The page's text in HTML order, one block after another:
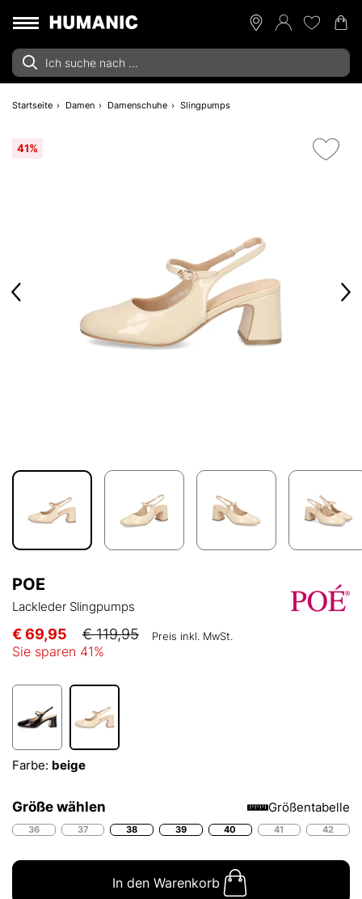
Startseite Damen Damenschuhe Slingpumps
41%
POE
Lackleder Slingpumps
€ 69,95 € 119,95 Preis inkl. MwSt.
Sie sparen 41%
Farbe: beige
Größe wählen Größentabelle
36 37 38 39 40 41 42
In den Warenkorb